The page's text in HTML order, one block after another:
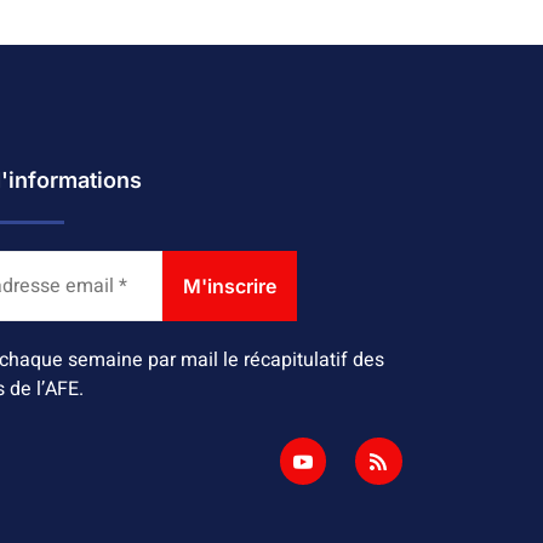
semaine par mail le récapitulatif des
l’AFE.